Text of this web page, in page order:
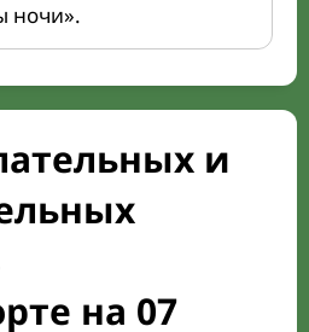
ночи».
и
на 07